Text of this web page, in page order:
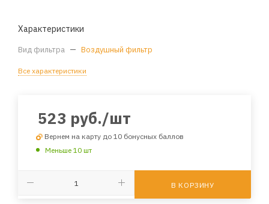
Характеристики
Вид фильтра — Воздушный фильтр
Все характеристики
523 руб./шт
Вернем на карту до 10 бонусных баллов
Меньше 10 шт
В КОРЗИНУ